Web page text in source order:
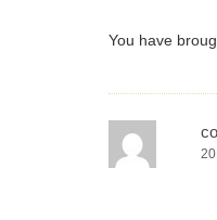
You have